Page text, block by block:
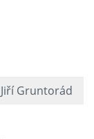
Jiří Gruntorád